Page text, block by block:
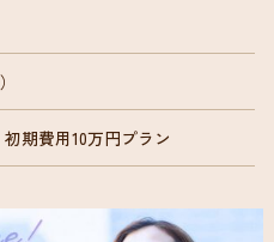
期費用10万円プラン